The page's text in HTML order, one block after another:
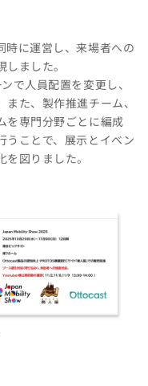
時に運営し、来場者への
ました。
で人員配置を変更し、
た、製作推進チーム、
を専門分野ごとに編成
うことで、展示とイベン
図りました。